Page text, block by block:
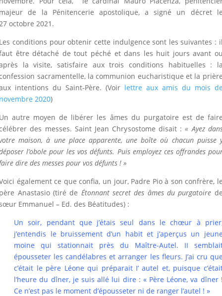
de la Pénitencerie apostolique, a signé un décret
octobre 2021.
conditions pour obtenir cette indulgence sont les suivantes :
être détaché de tout péché et dans les huit jours avant
la visite, satisfaire aux trois conditions habituelles :
sacramentelle, la communion eucharistique et la
intentions du Saint-Père. (Voir lettre aux amis du mois
2020)
autre moyen de libérer les âmes du purgatoire est de
des messes. Saint Jean Chrysostome disait :« Ayez
maison, à une place apparente, une boîte où chacun puisse
l’obole pour les vos défunts. Puis employez ces offrandes
dire des messes pour vos défunts ! »
également ce que confia, un jour, Padre Pio à son confrère,
Anastasio (tiré de Étonnant secret des âmes du purgatoire
Emmanuel – Ed. des Béatitudes) :
Un soir, pendant que j’étais seul dans le chœur à
j’entendis le bruissement d’un habit et j’aperçus un
moine qui stationnait près du Maître-Autel. II
épousseter les candélabres et arranger les fleurs. J’ai cru
c’était le père Léone qui prépa­rait I’ autel et, puisque
l’heure du dîner, je suis allé lui dire : « Père Léone, va dîner
Ce n’est pas le moment d’épousseter ni de ranger l’autel ! »